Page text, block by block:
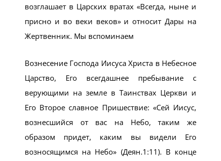
возглашает в Царских вратах «Всегда, ныне и
присно и во веки веков» и относит Дары на
Жертвенник. Мы вспоминаем
Вознесение Господа Иисуса Христа в Небесное
Царство, Его всегдашнее пребывание с
верующими на земле в Таинствах Церкви и
Его Второе славное Пришествие: «Сей Иисус,
вознесшийся от вас на Небо, таким же
образом придет, каким вы видели Его
возносящимся на Небо» (Деян.1:11). В конце